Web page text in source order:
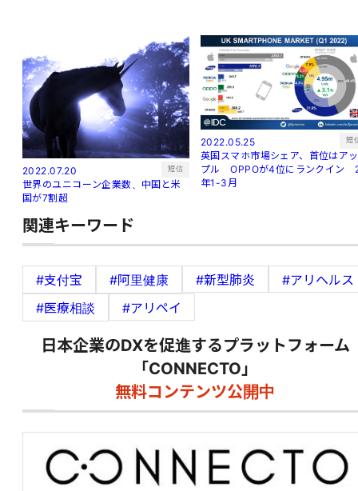
2022.07.20 短信
世界のユニコーン企業数、中国と米
国が7割超
2022.05.25 短
英国スマホ市場シェア、首位はアッ
プル OPPOが4位にランクイン
年1-3月
関連キーワード
#支付宝 #阿里健康 #新型肺炎
#アリヘルス
#医療相談
#アリペイ
日本企業のDXを促進するプラットフォーム
「CONNECTO」
無料コンテンツ公開中